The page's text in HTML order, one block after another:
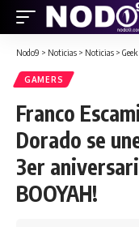
Nodo9 > Noticias > Noticias > Geek
GAMERS
Franco
Dorado se
3er
BOOYAH!